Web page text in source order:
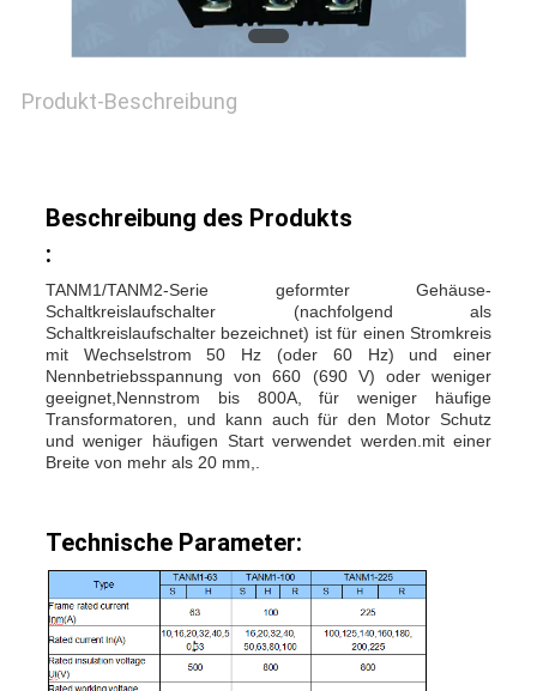
PRIVACY
POLICY
Produkt-Beschreibung
Beschreibung des Produkts
:
TANM1/TANM2-Serie geformter Gehäuse-
Schaltkreislaufschalter (nachfolgend als
Schaltkreislaufschalter bezeichnet) ist für einen Stromkreis
mit Wechselstrom 50 Hz (oder 60 Hz) und einer
Nennbetriebsspannung von 660 (690 V) oder weniger
geeignet,Nennstrom bis 800A, für weniger häufige
Transformatoren, und kann auch für den Motor Schutz
und weniger häufigen Start verwendet werden.mit einer
Breite von mehr als 20 mm,.
Technische Parameter: